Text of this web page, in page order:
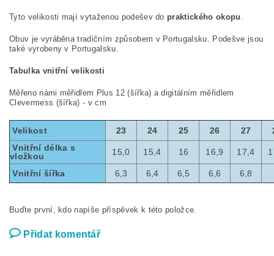
Tyto velikosti mají vytaženou podešev do praktického okopu
Obuv je vyráběna tradičním způsobem v Portugalsku. Podešve jsou
také vyrobeny v Portugalsku.
Tabulka vnitřní velikosti
Měřeno námi měřidlem Plus 12 (šířka) a digitálním měřidlem
Clevermess (šířka) - v cm
Velikost 23 24 25 26 27
Vnitřní délka s
vložkou
15,0 15,4 16 16,9 17,4
Vnitřní šířka 6,3 6,4 6,5 6,6 6,8
Buďte první, kdo napíše příspěvek k této položce.
Přidat komentář